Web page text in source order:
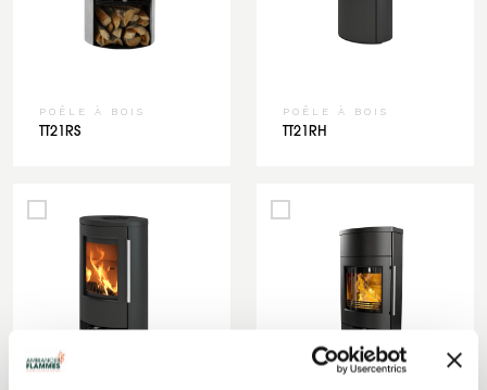
POÊLE À BOIS
TT21RS
POÊLE À BOIS
TT21RH